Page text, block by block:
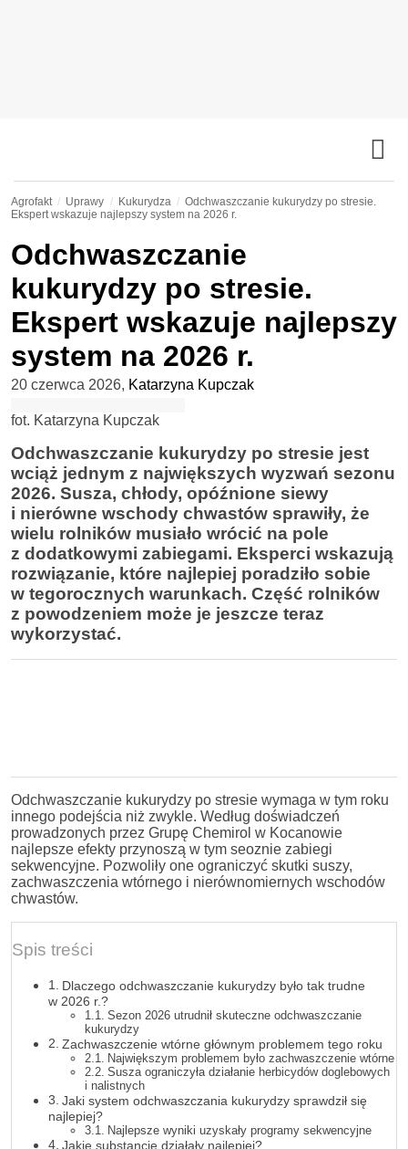
Agrofakt Uprawy Kukurydza
Odchwaszczanie kukurydzy po stresie.
Ekspert wskazuje najlepszy system na 2026 r.
Odchwaszczanie
kukurydzy po stresie.
Ekspert wskazuje najlepszy
system na 2026 r.
20 czerwca 2026, Katarzyna Kupczak
fot. Katarzyna Kupczak
Odchwaszczanie kukurydzy po stresie jest
wciąż jednym z największych wyzwań sezonu
2026. Susza, chłody, opóźnione siewy
i nierówne wschody chwastów sprawiły, że
wielu rolników musiało wrócić na pole
z dodatkowymi zabiegami. Eksperci wskazują
rozwiązanie, które najlepiej poradziło sobie
w tegorocznych warunkach. Część rolników
z powodzeniem może je jeszcze teraz
wykorzystać.
Odchwaszczanie kukurydzy po stresie wymaga w tym roku
innego podejścia niż zwykle. Według doświadczeń
prowadzonych przez Grupę Chemirol w Kocanowie
najlepsze efekty przynoszą w tym seoznie zabiegi
sekwencyjne. Pozwoliły one ograniczyć skutki suszy,
zachwaszczenia wtórnego i nierównomiernych wschodów
chwastów.
Spis treści
Dlaczego odchwaszczanie kukurydzy było tak trudne
w 2026 r.?
Sezon 2026 utrudnił skuteczne odchwaszczanie
kukurydzy
Zachwaszczenie wtórne głównym problemem tego roku
Największym problemem było zachwaszczenie wtórne
Susza ograniczyła działanie herbicydów doglebowych
i nalistnych
Jaki system odchwaszczania kukurydzy sprawdził się
najlepiej?
Najlepsze wyniki uzyskały programy sekwencyjne
Jakie substancje działały najlepiej?